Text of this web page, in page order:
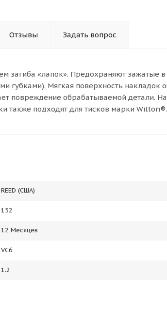
Отзывы Задать вопрос
загиба «лапок». Предохраняют зажатые в
губками). Мягкая поверхность накладок
повреждение обрабатываемой детали.
также подходят для тисков марки Wilton®.
REED (США)
152
12 Месяцев
VC6
1.2